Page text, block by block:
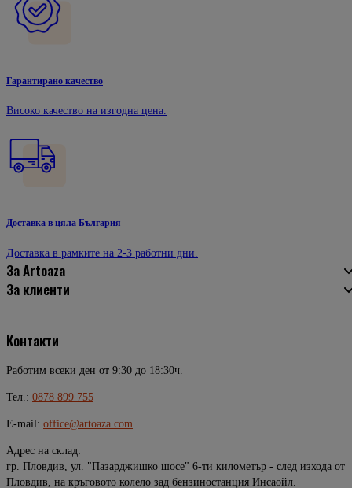
Гарантирано качество
Високо качество на изгодна цена.
Доставка в цяла България
Доставка в рамките на 2-3 работни дни.
За Artoaza
За клиенти
Контакти
Работим всеки ден от 9:30 до 18:30ч.
Тел.: 0878 899 755
E-mail: office@artoaza.com
Адрес на склад:
гр. Пловдив, ул. "Пазарджишко шосе" 6-ти километър - след изхода от
Пловдив, на кръговото колело зад бензиностанция Инсаойл.